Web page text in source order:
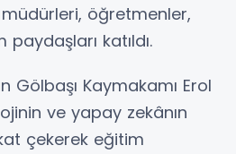
öğretmenler,
katıldı.
Gölbaşı Kaymakamı Erol
ve yapay zekânın
çekerek eğitim